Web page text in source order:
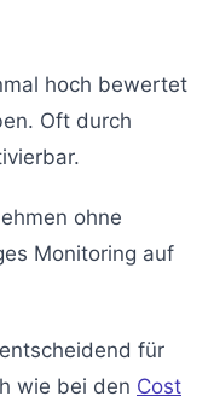
hoch bewertet
Oft durch
ohne
Monitoring auf
für
wie bei den Cost